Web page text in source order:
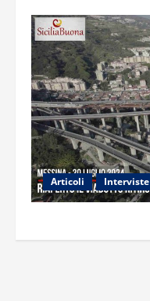
Articoli Interviste